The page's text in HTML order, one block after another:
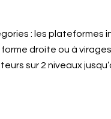
: les plateformes
droite ou à
sur 2 niveaux